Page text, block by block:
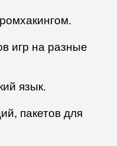
игр на разные
язык.
пакетов для